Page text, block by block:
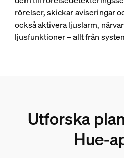
rörelser, skickar aviseringar
också aktivera ljuslarm,
ljusfunktioner – allt från
Utforska
Hue-